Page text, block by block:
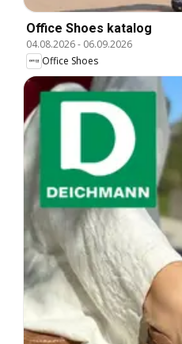
Office Shoes katalog
04.08.2026- 06.09.2026
Office Shoes